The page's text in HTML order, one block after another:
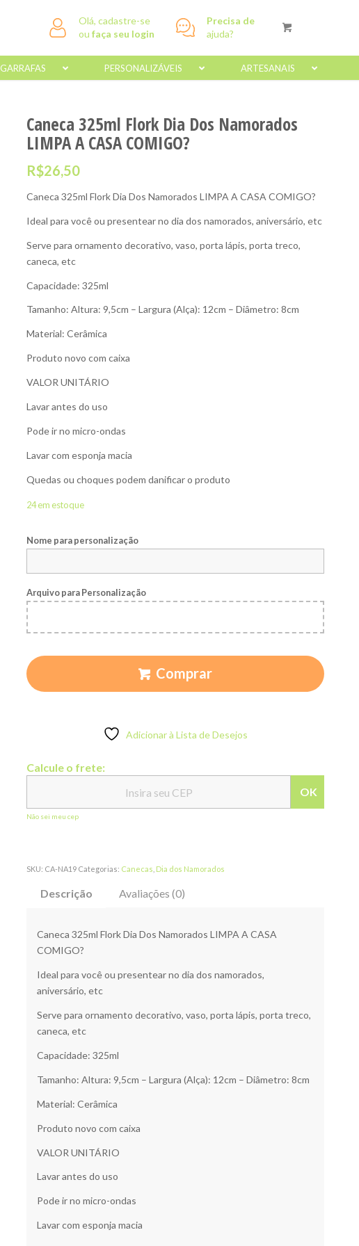
Olá, cadastre-se
oufaça seu login
Precisa de
ajuda?
GARRAFAS PERSONALIZÁVEIS ARTESANAIS
Caneca 325ml Flork Dia Dos Namorados
LIMPA A CASA COMIGO?
R$26,50
Caneca 325ml Flork Dia Dos Namorados LIMPA A CASA COMIGO?
Ideal para você ou presentear no dia dos namorados, aniversário, etc
Serve para ornamento decorativo, vaso, porta lápis, porta treco,
caneca, etc
Capacidade: 325ml
Tamanho: Altura: 9,5cm – Largura (Alça): 12cm – Diâmetro: 8cm
Material: Cerâmica
Produto novo com caixa
VALOR UNITÁRIO
Lavar antes do uso
Pode ir no micro-ondas
Lavar com esponja macia
Quedas ou choques podem danificar o produto
24 em estoque
Nome para personalização
Arquivo para Personalização
Comprar
Adicionar à Lista de Desejos
Calcule o frete:
OK
Não sei meu cep
SKU: CA-NA19 Categorias: Canecas Dia dos Namorados
Descrição Avaliações (0)
Caneca 325ml Flork Dia Dos Namorados LIMPA A CASA
COMIGO?
Ideal para você ou presentear no dia dos namorados,
aniversário, etc
Serve para ornamento decorativo, vaso, porta lápis, porta treco,
caneca, etc
Capacidade: 325ml
Tamanho: Altura: 9,5cm – Largura (Alça): 12cm – Diâmetro: 8cm
Material: Cerâmica
Produto novo com caixa
VALOR UNITÁRIO
Lavar antes do uso
Pode ir no micro-ondas
Lavar com esponja macia